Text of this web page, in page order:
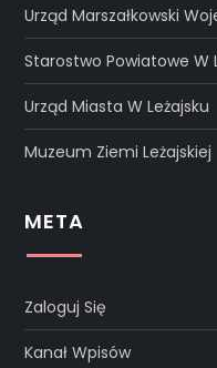
Urząd Marszałkowski
Starostwo Powiatowe W
Urząd Miasta W Leżajsku
Muzeum Ziemi Leżajskiej
META
Zaloguj Się
Kanał Wpisów